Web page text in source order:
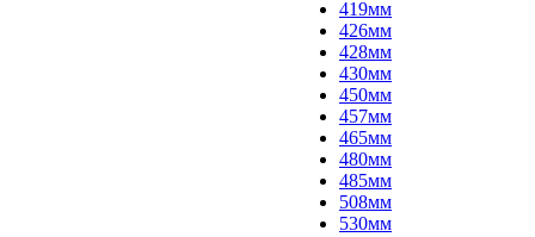
419мм
426мм
428мм
430мм
450мм
457мм
465мм
480мм
485мм
508мм
530мм